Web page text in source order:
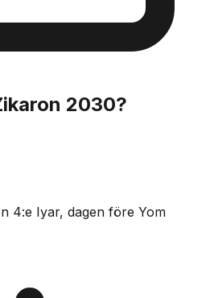
2030?
4:e Iyar, dagen före Yom